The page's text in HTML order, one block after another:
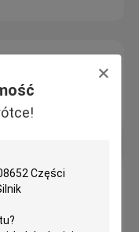
Diesel Filtr